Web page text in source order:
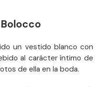
un vestido blanco con
al carácter íntimo de
de ella en la boda.